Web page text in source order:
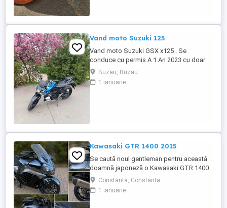
Vand moto Suzuki 125
Vand moto Suzuki GSX x125 . Se
conduce cu permis A 1 An 2023 cu doar
5000km Stare impecabila , fara cazaturi
ITP valabil pana in noiembrie 2027 Revizii
si schimb de ulei in service autorizat
Buzau, Buzau
1 ianuarie
Kawasaki GTR 1400 2015
Se caută noul gentleman pentru această
doamnă japoneză o Kawasaki GTR 1400
care încă întoarce priviri și iubește
kilometrii. A fost răsfățată, întreținută la
timp și tratată cu respect. O dau doar
Constanta, Constanta
1 ianuarie